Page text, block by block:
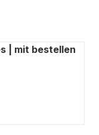
| mit bestellen